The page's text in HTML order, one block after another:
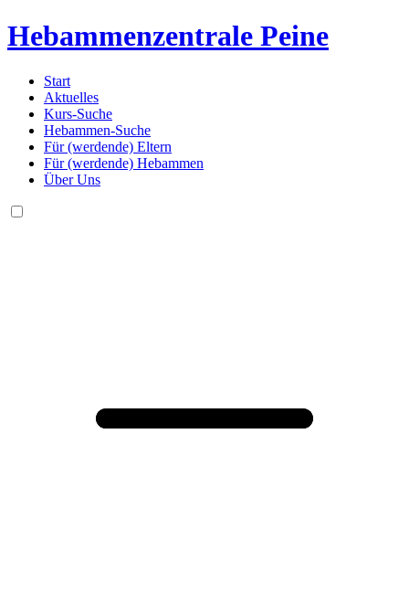
Hebammenzentrale Peine
Start
Aktuelles
Kurs-Suche
Hebammen-Suche
Für (werdende) Eltern
Für (werdende) Hebammen
Über Uns